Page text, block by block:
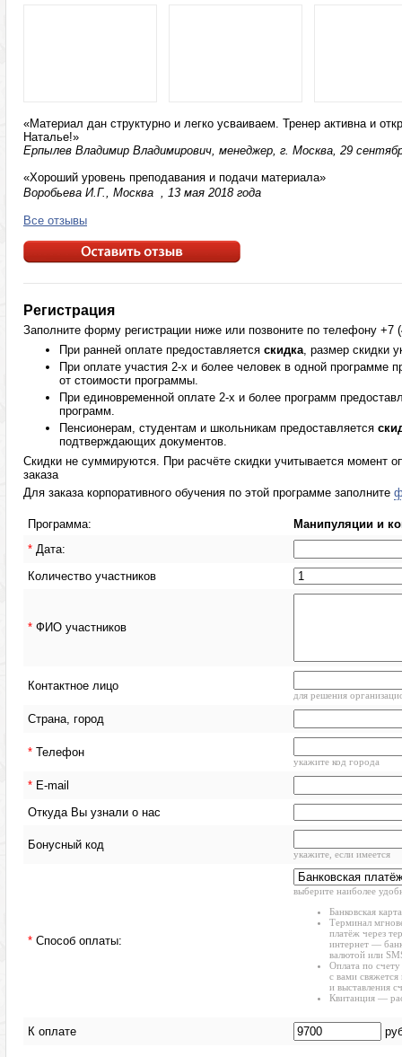
«Материал дан структурно и легко усваиваем. Тренер активна и
Наталье!»
Ерпылев Владимир Владимирович, менеджер, г. Москва, 29
«Хороший уровень преподавания и подачи материала»
Воробьева И.Г., Москва , 13 мая 2018 года
Все отзывы
Регистрация
Заполните форму регистрации ниже или позвоните по телефону +7
При ранней оплате предоставляется скидка, размер скидки
При оплате участия 2-х и более человек в одной программе
от стоимости программы.
При единовременной оплате 2-х и более программ
программ.
Пенсионерам, студентам и школьникам предоставляется
подтверждающих документов.
Скидки не суммируются. При расчёте скидки учитывается момент
заказа
Для заказа корпоративного обучения по этой программе заполните